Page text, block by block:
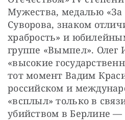
Мужества, медалью «За
Суворова, знаком
храбрость» и
группе «Вымпел».
«высокие
тот момент Вадим
российском и
«всплыл» только в
убийством в Берлине —